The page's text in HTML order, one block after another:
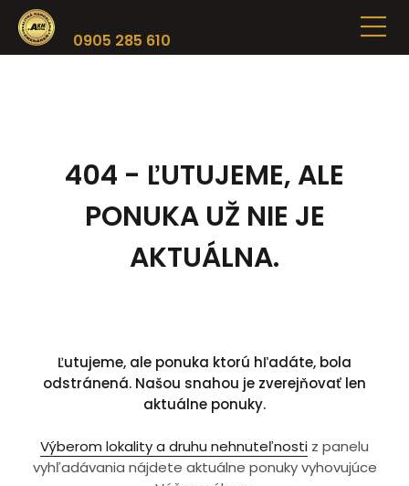
0905 285 610
404 - ĽUTUJEME, ALE
PONUKA UŽ NIE JE
AKTUÁLNA.
Ľutujeme, ale ponuka ktorú hľadáte, bola
odstránená. Našou snahou je zverejňovať len
aktuálne ponuky.
Výberom lokality a druhu nehnuteľnosti z panelu
vyhľadávania nájdete aktuálne ponuky vyhovujúce